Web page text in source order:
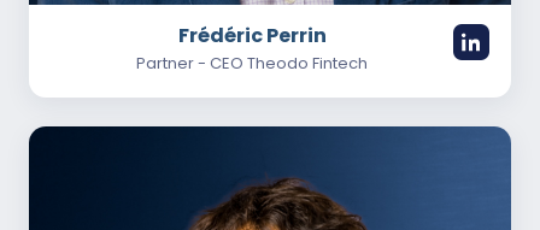
Frédéric Perrin
Partner - CEO Theodo Fintech